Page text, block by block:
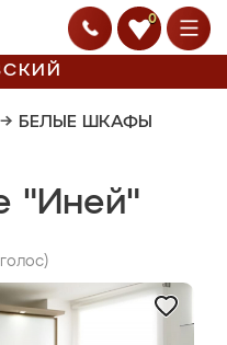
0
→ БЕЛЫЕ ШКАФЫ
"Иней"
голос)